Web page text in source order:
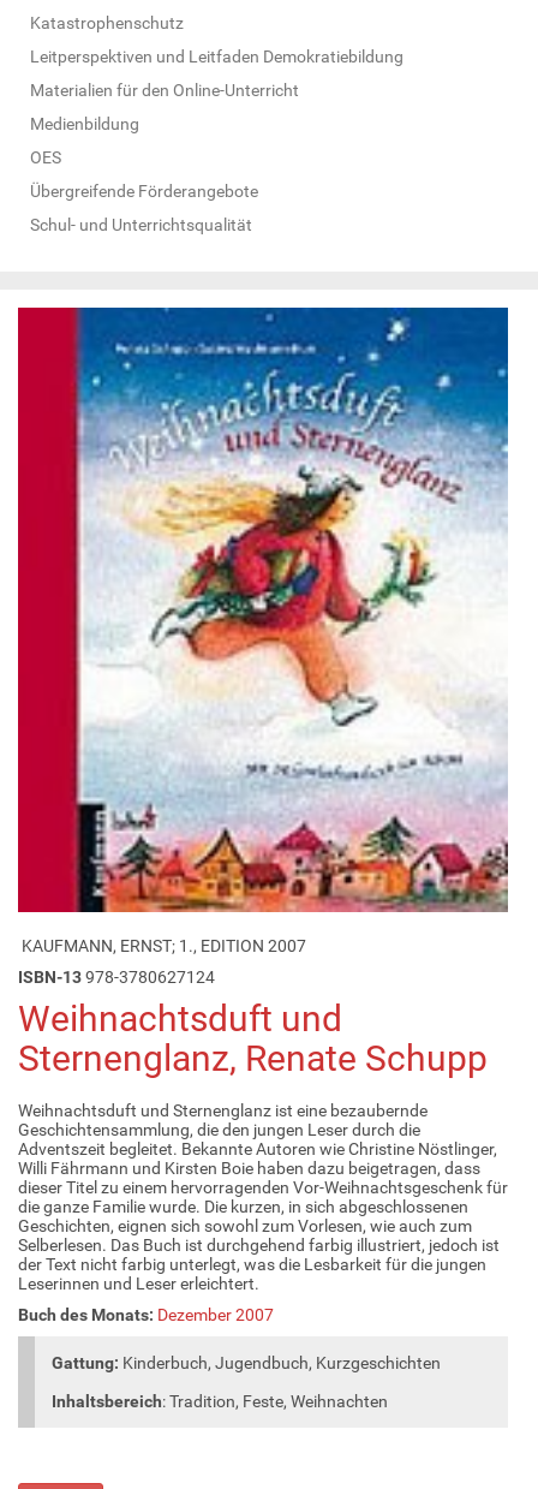
Katastrophenschutz
Leitperspektiven und Leitfaden Demokratiebildung
Materialien für den Online-Unterricht
Medienbildung
OES
Übergreifende Förderangebote
Schul- und Unterrichtsqualität
‎ KAUFMANN, ERNST; 1., EDITION 2007
ISBN-13978-3780627124
Weihnachtsduft und
Sternenglanz, Renate Schupp
Weihnachtsduft und Sternenglanz ist eine bezaubernde
Geschichtensammlung, die den jungen Leser durch die
Adventszeit begleitet. Bekannte Autoren wie Christine Nöstlinger,
Willi Fährmann und Kirsten Boie haben dazu beigetragen, dass
dieser Titel zu einem hervorragenden Vor-Weihnachtsgeschenk für
die ganze Familie wurde. Die kurzen, in sich abgeschlossenen
Geschichten, eignen sich sowohl zum Vorlesen, wie auch zum
Selberlesen. Das Buch ist durchgehend farbig illustriert, jedoch ist
der Text nicht farbig unterlegt, was die Lesbarkeit für die jungen
Leserinnen und Leser erleichtert.
Buch des Monats: Dezember 2007
Gattung: Kinderbuch, Jugendbuch, Kurzgeschichten
Inhaltsbereich: Tradition, Feste, Weihnachten